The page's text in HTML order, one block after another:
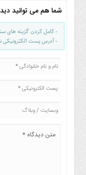
شما هم می توانید
- کامل کردن گزینه های
- آدرس پست الکترونیکی